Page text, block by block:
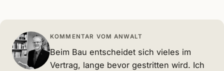
KOMMENTAR VOM ANWALT
Beim Bau entscheidet sich vieles im
Vertrag, lange bevor gestritten wird. Ich